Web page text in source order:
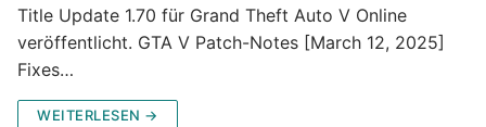
Title Update 1.70 für Grand Theft Auto V Online
veröffentlicht. GTA V Patch-Notes [March 12, 2025]
Fixes…
WEITERLESEN →